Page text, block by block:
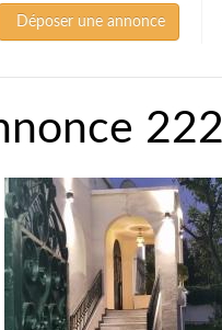
Déposer une annonce